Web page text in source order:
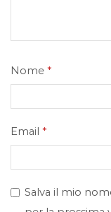
Nome *
Email *
Salva il mio